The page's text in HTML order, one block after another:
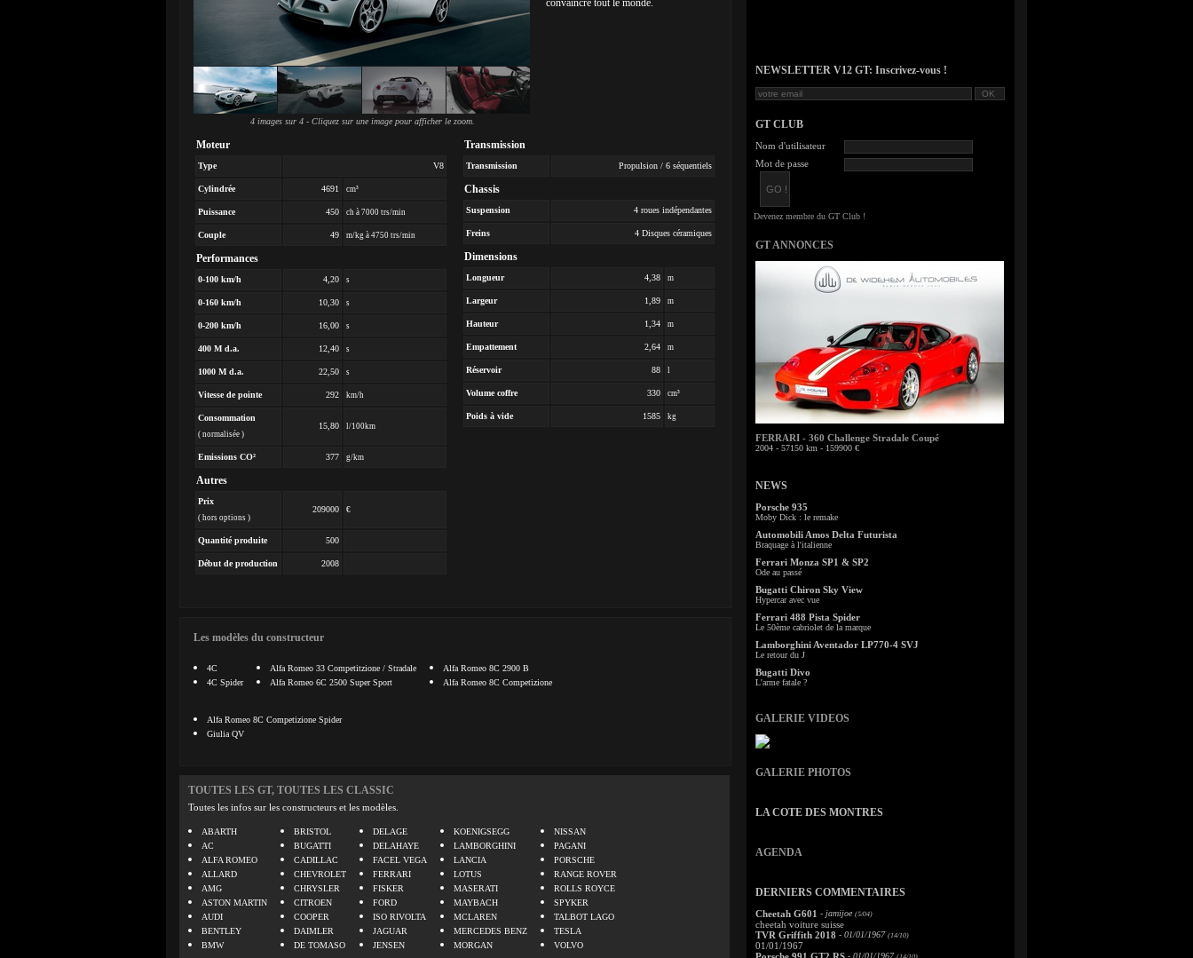
4 images sur 4 - Cliquez sur une image pour afficher le zoom.
convaincre tout le monde.
Moteur
Type V8
Cylindrée 4691 cm³
Puissance 450 ch à 7000 trs/min
Couple 49 m/kg à 4750 trs/min
Performances
0-100 km/h 4,20 s
0-160 km/h 10,30 s
0-200 km/h 16,00 s
400 M d.a. 12,40 s
1000 M d.a. 22,50 s
Vitesse de pointe 292 km/h
Consommation
( normalisée )
15,80 l/100km
Emissions CO² 377 g/km
Autres
Prix
( hors options )
209000 €
Quantité produite 500
Début de production 2008
Transmission
Transmission Propulsion / 6 séquentiels
Chassis
Suspension 4 roues indépendantes
Freins 4 Disques céramiques
Dimensions
Longueur 4,38 m
Largeur 1,89 m
Hauteur 1,34 m
Empattement 2,64 m
Réservoir 88 l
Volume coffre 330 cm³
Poids à vide 1585 kg
Les modèles du constructeur
4C
4C Spider
Alfa Romeo 33 Competitzione / Stradale
Alfa Romeo 6C 2500 Super Sport
Alfa Romeo 8C 2900 B
Alfa Romeo 8C Competizione
Alfa Romeo 8C Competizione Spider
Giulia QV
TOUTES LES GT, TOUTES LES CLASSIC
Toutes les infos sur les constructeurs et les modèles.
ABARTH
AC
ALFA ROMEO
ALLARD
AMG
ASTON MARTIN
AUDI
BENTLEY
BMW
BRISTOL
BUGATTI
CADILLAC
CHEVROLET
CHRYSLER
CITROEN
COOPER
DAIMLER
DE TOMASO
DELAGE
DELAHAYE
FACEL VEGA
FERRARI
FISKER
FORD
ISO RIVOLTA
JAGUAR
JENSEN
KOENIGSEGG
LAMBORGHINI
LANCIA
LOTUS
MASERATI
MAYBACH
MCLAREN
MERCEDES BENZ
MORGAN
NISSAN
PAGANI
PORSCHE
RANGE ROVER
ROLLS ROYCE
SPYKER
TALBOT LAGO
TESLA
VOLVO
NEWSLETTER V12 GT: Inscrivez-vous !
GT CLUB
Nom d'utilisateur
Mot de passe
GT ANNONCES
FERRARI - 360 Challenge Stradale Coupé
2004 - 57150 km - 159900 €
NEWS
Porsche 935
Moby Dick : le remake
Automobili Amos Delta Futurista
Braquage à l'italienne
Ferrari Monza SP1 & SP2
Ode au passé
Bugatti Chiron Sky View
Hypercar avec vue
Ferrari 488 Pista Spider
Le 50ème cabriolet de la marque
Lamborghini Aventador LP770-4 SVJ
Le retour du J
Bugatti Divo
L'arme fatale ?
GALERIE VIDEOS
GALERIE PHOTOS
LA COTE DES MONTRES
AGENDA
DERNIERS COMMENTAIRES
Cheetah G601 - jamijoe (5/04)
cheetah voiture suisse
TVR Griffith 2018 - 01/01/1967 (14/10)
01/01/1967
- 01/01/1967